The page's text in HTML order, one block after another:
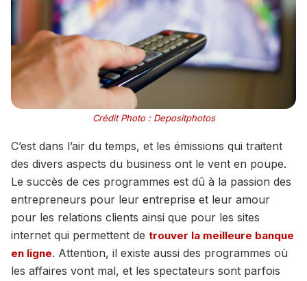
Crédit Photo : Depositphotos
C’est dans l’air du temps, et les émissions qui traitent
des divers aspects du business ont le vent en poupe.
Le succès de ces programmes est dû à la passion des
entrepreneurs pour leur entreprise et leur amour
pour les relations clients ainsi que pour les sites
internet qui permettent de trouver la meilleure banque
en ligne. Attention, il existe aussi des programmes où
les affaires vont mal, et les spectateurs sont parfois